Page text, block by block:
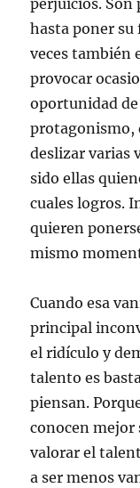
perjuicios. Son
hasta poner su
veces también
provocar
oportunidad
protagonismo,
deslizar varias
sido ellas
cuales logros.
quieren
mismo
Cuando esa
principal
el ridículo y
talento es
piensan.
conocen mejor
valorar el
a ser menos